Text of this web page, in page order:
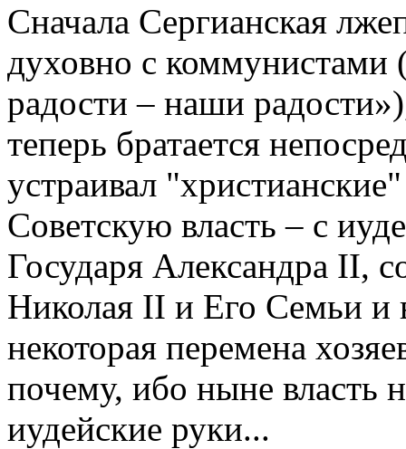
Сначала Сергианская
духовно с коммунистами
радости – наши
теперь братается
устраивал
Советскую власть – с
Государя Александра II,
Николая II и Его Семьи и
некоторая перемена
почему, ибо ныне власть
иудейские руки...